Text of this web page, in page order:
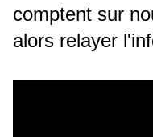
comptent sur
alors relayer